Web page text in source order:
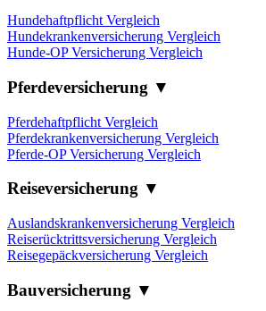
Hundehaftpflicht Vergleich
Hundekrankenversicherung Vergleich
Hunde-OP Versicherung Vergleich
Pferdeversicherung ▼
Pferdehaftpflicht Vergleich
Pferdekrankenversicherung Vergleich
Pferde-OP Versicherung Vergleich
Reiseversicherung ▼
Auslandskrankenversicherung Vergleich
Reiserücktrittsversicherung Vergleich
Reisegepäckversicherung Vergleich
Bauversicherung ▼